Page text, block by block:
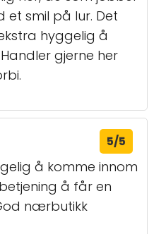
et smil på lur. Det
hyggelig å
gjerne her
5/5
å komme innom
å får en
nærbutikk